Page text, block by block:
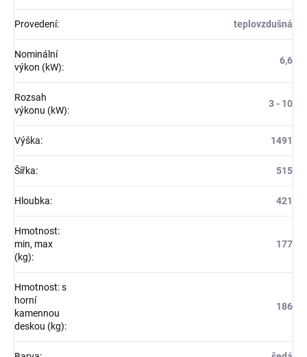
Provedení: teplovzdušná
Nominální
výkon (kW):
6,6
Rozsah
výkonu (kW):
3 - 10
Výška: 1491
Šířka: 515
Hloubka: 421
Hmotnost:
min, max
(kg):
177
Hmotnost: s
horní
kamennou
deskou (kg):
186